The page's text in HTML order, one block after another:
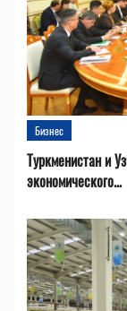
Бизнес
Туркменистан и
экономического...